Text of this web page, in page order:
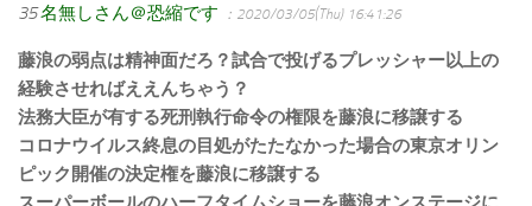
35名無しさん＠恐縮です ：2020/03/05(Thu) 16:41:26
藤浪の弱点は精神面だろ？試合で投げるプレッシャー以上の
経験させればええんちゃう？
法務大臣が有する死刑執行命令の権限を藤浪に移譲する
コロナウイルス終息の目処がたたなかった場合の東京オリン
ピック開催の決定権を藤浪に移譲する